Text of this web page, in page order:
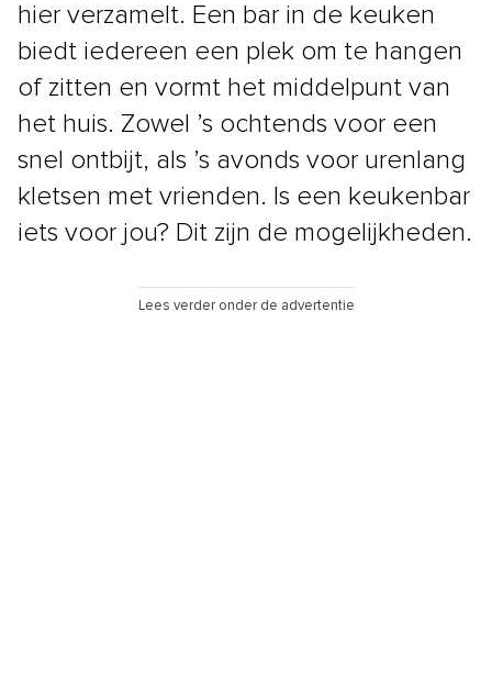
hier verzamelt. Een bar in de keuken
biedt iedereen een plek om te hangen
of zitten en vormt het middelpunt van
het huis. Zowel ’s ochtends voor een
snel ontbijt, als ’s avonds voor urenlang
kletsen met vrienden. Is een keukenbar
iets voor jou? Dit zijn de mogelijkheden.
Lees verder onder de advertentie